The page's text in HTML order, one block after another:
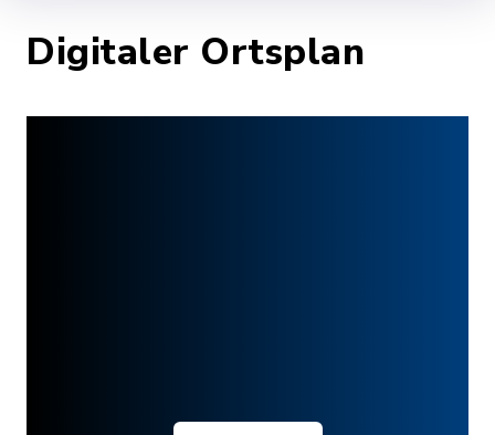
Digitaler Ortsplan